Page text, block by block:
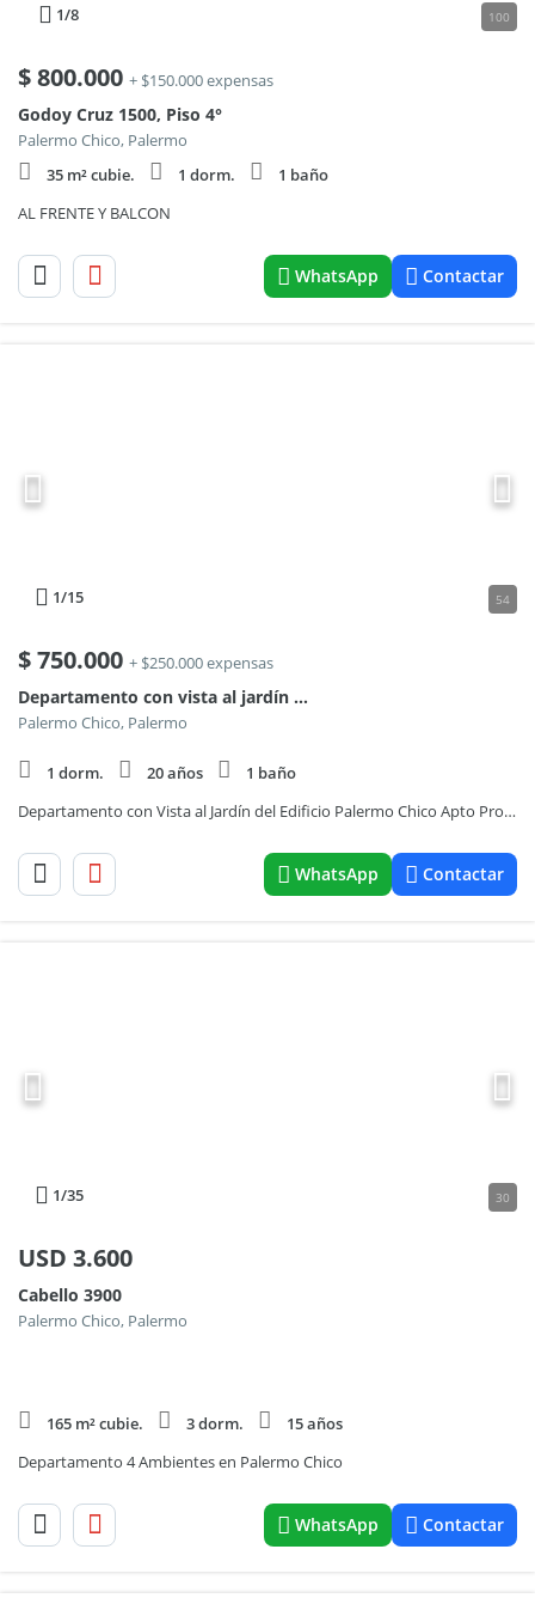
1/8 100
$800.000 + $150.000 expensas
Godoy Cruz 1500, Piso 4°
Palermo Chico, Palermo
35 m² cubie.
1 dorm.
1 baño
AL FRENTE Y BALCON
WhatsApp Contactar
1/15 54
$750.000 + $250.000 expensas
Departamento con vista al jardín del edificio Palermo Chico Apto Profesional (502260701)
Palermo Chico, Palermo
1 dorm. 20 años
1 baño
Departamento con Vista al Jardín del Edificio Palermo Chico Apto Profesional )
WhatsApp Contactar
1/35 30
USD 3.600
Cabello 3900
Palermo Chico, Palermo
165 m² cubie. 3 dorm.
15 años
Departamento 4 Ambientes en Palermo Chico
WhatsApp Contactar